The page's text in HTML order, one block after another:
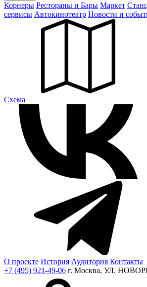
Корнеры Рестораны и Бары Маркет
сервисы Автокинотеатр Новости и
Cхема
О проекте История Аудитория Контакты
+7 (495) 921-49-06 г. Москва, УЛ.